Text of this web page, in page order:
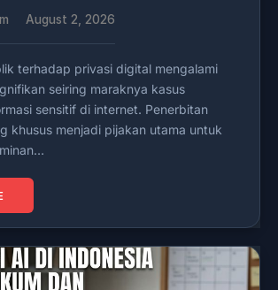
August 2, 2026
terhadap privasi digital mengalami
seiring maraknya kasus
sensitif di internet. Penerbitan
khusus menjadi pijakan utama untuk